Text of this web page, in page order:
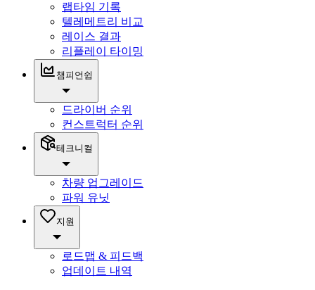
랩타임 기록
텔레메트리 비교
레이스 결과
리플레이 타이밍
챔피언쉽
드라이버 순위
컨스트럭터 순위
테크니컬
차량 업그레이드
파워 유닛
지원
로드맵 & 피드백
업데이트 내역